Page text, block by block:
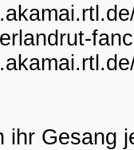
ihr Gesang